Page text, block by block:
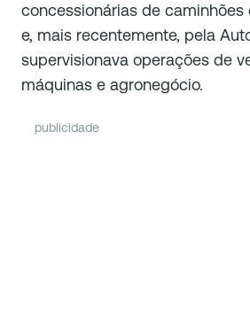
concessionárias de caminhões
e, mais recentemente, pela
supervisionava operações de
máquinas e agronegócio.
publicidade